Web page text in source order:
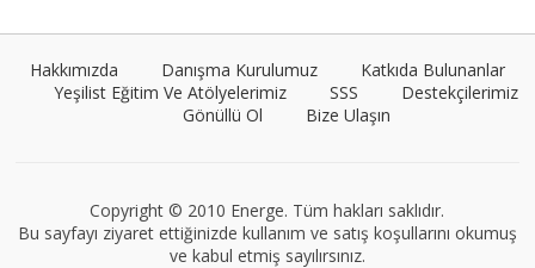
Hakkımızda Danışma Kurulumuz
Katkıda Bulunanlar
Yeşilist Eğitim Ve Atölyelerimiz
SSS
Destekçilerimiz
Gönüllü Ol
Bize Ulaşın
Copyright © 2010 Energe. Tüm hakları saklıdır.
Bu sayfayı ziyaret ettiğinizde kullanım ve satış koşullarını okumuş
ve kabul etmiş sayılırsınız.